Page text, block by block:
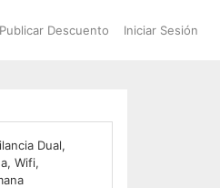
Publicar Descuento Iniciar Sesión
Dual,
Wifi,